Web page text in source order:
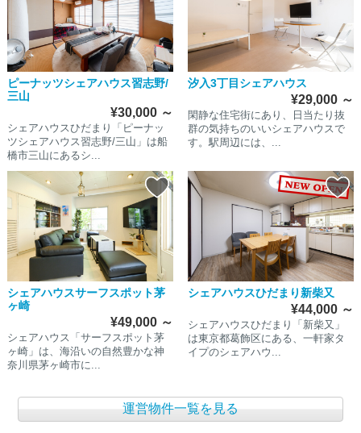
ピーナッツシェアハウス習志野/
三山
¥30,000 ～
シェアハウスひだまり「ピーナッ
ツシェアハウス習志野/三山」は船
橋市三山にあるシ...
汐入3丁目シェアハウス
¥29,000 ～
閑静な住宅街にあり、日当たり抜
群の気持ちのいいシェアハウスで
す。駅周辺には、...
シェアハウスサーフスポット茅
ヶ崎
¥49,000 ～
シェアハウス「サーフスポット茅
ヶ崎」は、海沿いの自然豊かな神
奈川県茅ヶ崎市に...
シェアハウスひだまり新柴又
¥44,000 ～
シェアハウスひだまり「新柴又」
は東京都葛飾区にある、一軒家タ
イプのシェアハウ...
運営物件一覧を見る